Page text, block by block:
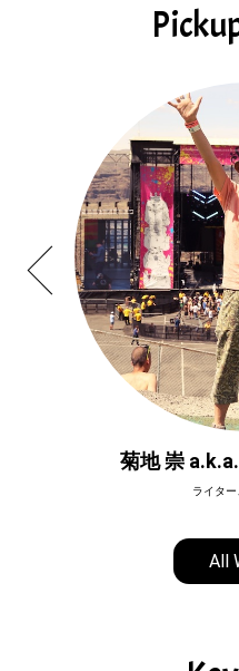
菊地 崇
ライタ
All